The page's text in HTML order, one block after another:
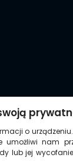
o
umożliwi nam
lub jej wycofanie